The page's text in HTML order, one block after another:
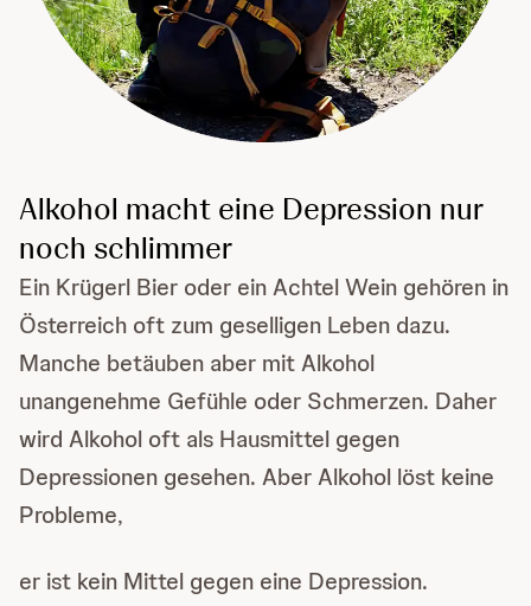
Alkohol macht eine Depression nur
noch schlimmer
Ein Krügerl Bier oder ein Achtel Wein gehören in
Österreich oft zum geselligen Leben dazu.
Manche betäuben aber mit Alkohol
unangenehme Gefühle oder Schmerzen. Daher
wird Alkohol oft als Hausmittel gegen
Depressionen gesehen. Aber Alkohol löst keine
Probleme,
er ist kein Mittel gegen eine Depression.